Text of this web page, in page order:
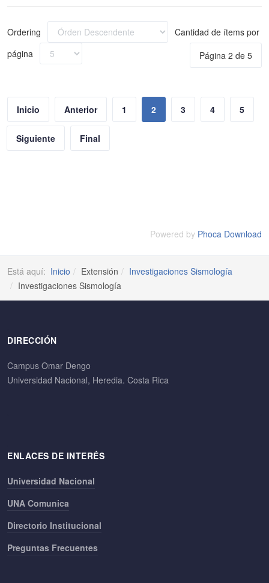
Ordering
Cantidad de ítems por
página
Página 2 de 5
Inicio Anterior 1 2 3 4 5
Siguiente Final
Powered by Phoca Download
Está aquí: Inicio Extensión
Investigaciones Sismología
Investigaciones Sismología
DIRECCIÓN
Campus Omar Dengo
Universidad Nacional, Heredia. Costa Rica
ENLACES DE INTERÉS
Universidad Nacional
UNA Comunica
Directorio Institucional
Preguntas Frecuentes